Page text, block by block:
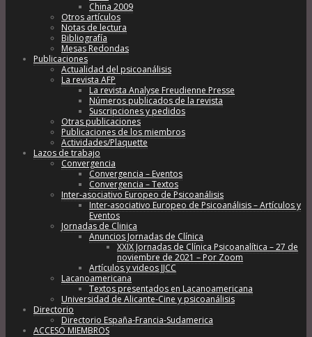
China 2009
Otros artículos
Notas de lectura
Bibliografía
Mesas Redondas
Publicaciones
Actualidad del psicoanálisis
La revista AFP
La revista Analyse Freudienne Presse
Números publicados de la revista
Suscripciones y pedidos
Otras publicaciones
Publicaciones de los miembros
Actividades/Plaquette
Lazos de trabajo
Convergencia
Convergencia – Eventos
Convergencia – Textos
Inter-asociativo Europeo de Psicoanálisis
Inter-asociativo Europeo de Psicoanálisis – Artículos y
Eventos
Jornadas de Clinica
Anuncios Jornadas de Clínica
XXIX Jornadas de Clínica Psicoanalítica – 27 de
noviembre de 2021 – Por Zoom
Artículos y videos JJCC
Lacanoamericana
Textos presentados en Lacanoamericana
Universidad de Alicante-Cine y psicoanálisis
Directorio
Directorio España-Francia-Sudamerica
ACCESO MIEMBROS